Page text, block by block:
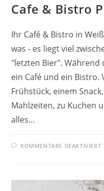
Cafe & Bistro
Ihr Café & Bistro in
was - es liegt viel
"letzten Bier". Während
ein Café und ein Bistro.
Frühstück, einem
Mahlzeiten, zu Kuchen
alles…
KOMMENTARE DEAKTIVIERT